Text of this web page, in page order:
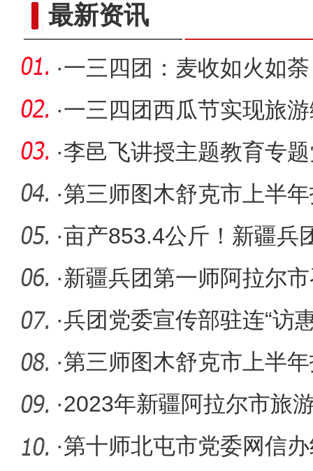
最新资讯
·一三四团：麦收如火如荼
·一三四团西瓜节实现旅
·李邑飞讲授主题教育专
·第三师图木舒克市上半
·亩产853.4公斤！新疆兵
南疆小麦
·新疆兵团第一师阿拉尔
暨旅游推
·兵团党委宣传部驻连“访
日活
·第三师图木舒克市上半
·2023年新疆阿拉尔市旅
介会举办
·第十师北屯市党委网信